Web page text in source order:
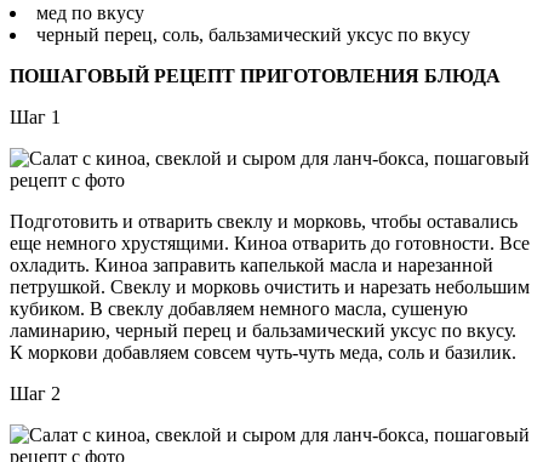
мед по вкусу
черный перец, соль, бальзамический уксус по вкусу
ПОШАГОВЫЙ РЕЦЕПТ ПРИГОТОВЛЕНИЯ БЛЮДА
Шаг 1
Подготовить и отварить свеклу и морковь, чтобы оставались
еще немного хрустящими. Киноа отварить до готовности. Все
охладить. Киноа заправить капелькой масла и нарезанной
петрушкой. Свеклу и морковь очистить и нарезать небольшим
кубиком. В свеклу добавляем немного масла, сушеную
ламинарию, черный перец и бальзамический уксус по вкусу.
К моркови добавляем совсем чуть-чуть меда, соль и базилик.
Шаг 2